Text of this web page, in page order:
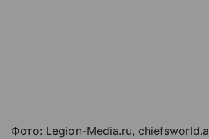
Фото: Legion-Media.ru,